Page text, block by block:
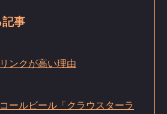
事
ンクが高い理由
ールビール「クラウスターラ